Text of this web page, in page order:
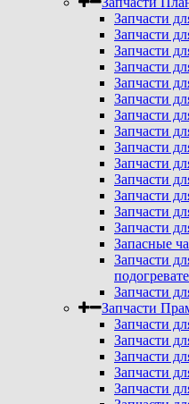
Запчасти
Запчасти
Запчасти
Запчасти
Запчасти
Запчасти
Запчасти
Запчасти
Запчасти
Запчасти
Запчасти
Запчасти
Запчасти
Запчасти
Запасные
Запчасти
Запчасти
Запчасти
Запчасти
Запчасти
Запчасти
Запчасти
Запчасти